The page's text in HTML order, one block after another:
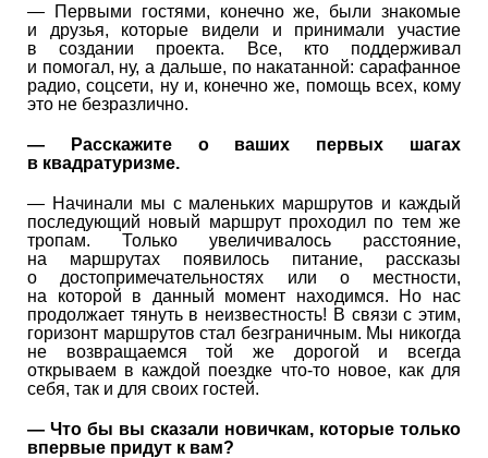
— Первыми гостями, конечно же, были знакомые
и друзья, которые видели и принимали участие
в создании проекта. Все, кто поддерживал
и помогал, ну, а дальше, по накатанной: сарафанное
радио, соцсети, ну и, конечно же, помощь всех, кому
это не безразлично.
— Расскажите о ваших первых шагах
в квадратуризме.
— Начинали мы с маленьких маршрутов и каждый
последующий новый маршрут проходил по тем же
тропам. Только увеличивалось расстояние,
на маршрутах появилось питание, рассказы
о достопримечательностях или о местности,
на которой в данный момент находимся. Но нас
продолжает тянуть в неизвестность! В связи с этим,
горизонт маршрутов стал безграничным. Мы никогда
не возвращаемся той же дорогой и всегда
открываем в каждой поездке что-то новое, как для
себя, так и для своих гостей.
— Что бы вы сказали новичкам, которые только
впервые придут к вам?